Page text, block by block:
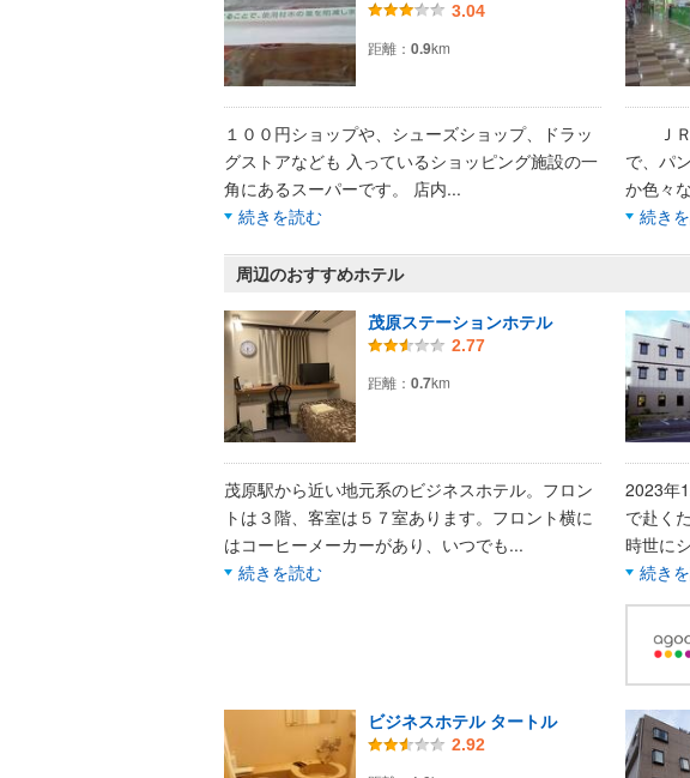
3.04
距離： 0.9km
１００円ショップや、シューズショップ、ドラッ
グストアなども 入っているショッピング施設の一
角にあるスーパーです。 店内...
続きを読む
ＪＲ
で、パ
か色々
続き
周辺のおすすめホテル
茂原ステーションホテル
2.77
距離： 0.7km
茂原駅から近い地元系のビジネスホテル。フロン
トは３階、客室は５７室あります。フロント横に
はコーヒーメーカーがあり、いつでも...
続きを読む
2023年
で赴く
時世に
続き
ビジネスホテル タートル
2.92